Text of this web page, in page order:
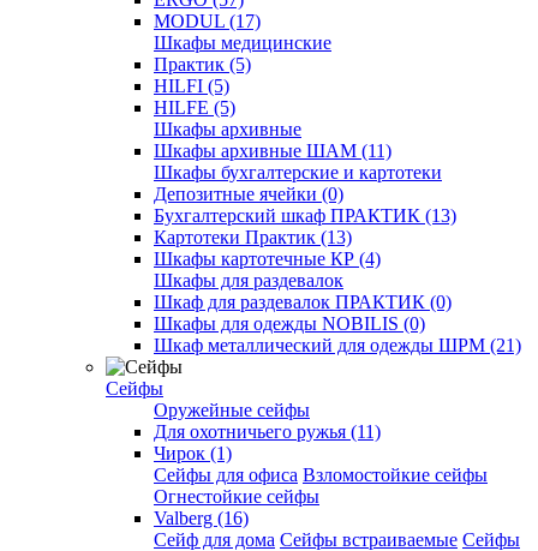
MODUL (17)
Шкафы медицинские
Практик (5)
HILFI (5)
HILFE (5)
Шкафы архивные
Шкафы архивные ШАМ (11)
Шкафы бухгалтерские и картотеки
Депозитные ячейки (0)
Бухгалтерский шкаф ПРАКТИК (13)
Картотеки Практик (13)
Шкафы картотечные КР (4)
Шкафы для раздевалок
Шкаф для раздевалок ПРАКТИК (0)
Шкафы для одежды NOBILIS (0)
Шкаф металлический для одежды ШРМ (21)
Сейфы
Оружейные сейфы
Для охотничьего ружья (11)
Чирок (1)
Сейфы для офиса Взломостойкие сейфы
Огнестойкие сейфы
Valberg (16)
Cейф для дома Сейфы встраиваемые Сейфы